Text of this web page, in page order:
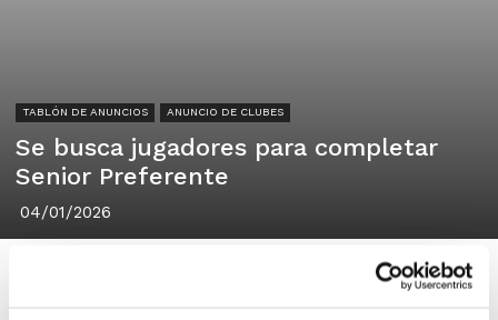
TABLÓN DE ANUNCIOS ANUNCIO DE CLUBES
Se busca jugadores para completar
Senior Preferente
04/01/2026